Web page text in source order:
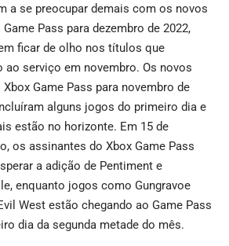
a se preocupar demais com os novos
Pass para dezembro de 2022,
ficar de olho nos títulos que
ao serviço em novembro. Os novos
Game Pass para novembro de
alguns jogos do primeiro dia e
estão no horizonte. Em 15 de
os assinantes do Xbox Game Pass
a adição de Pentiment e
enquanto jogos como Gungravoe
West estão chegando ao Game Pass
dia da segunda metade do mês.